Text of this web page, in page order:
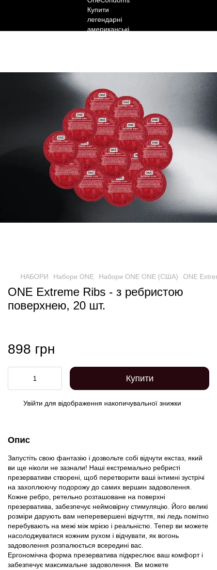
НАБОРИ Набори ONE Набори ONE ONE (США) ONE
ONE Extreme Ribs - з ребристою
поверхнею, 20 шт.
898 грн
Купити
Увійти для відображення накопичувальної знижки
Опис
Запустіть свою фантазію і дозвольте собі відчути екстаз, який
ви ще ніколи не зазнали! Наші екстремально ребристі
презервативи створені, щоб перетворити ваші інтимні зустрічі
на захоплюючу подорожу до самих вершин задоволення.
Кожне ребро, ретельно розташоване на поверхні
презерватива, забезпечує неймовірну стимуляцію. Його великі
розміри дарують вам неперевершені відчуття, які ледь помітно
перебувають на межі між мрією і реальністю. Тепер ви можете
насолоджуватися кожним рухом і відчувати, як вогонь
задоволення розпалюється всередині вас.
Ергономічна форма презерватива підкреслює ваш комфорт і
забезпечує максимальне задоволення. Ви можете